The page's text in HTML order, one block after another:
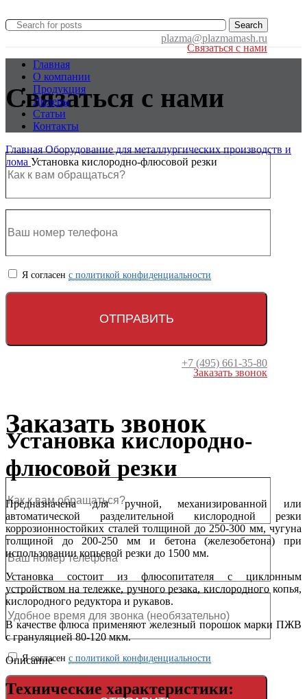
Search
plazma@plazmamash.ru
Связаться с нами
Связаться с нами
Я согласен с политикой конфиденциальности
+7 (495) 661-35-80
Заказать звонок
Заказать звонок
Я согласен с политикой конфиденциальности
Главная
О компании
Продукция
Дилеры
Статьи
Контакты
ГлавнаяОборудование для металлургических производств и
лома Установка кислородно-флюсовой резки
Установка кислородно-
флюсовой резки
Предназначена для ручной, механизированной или
автоматической разделительной кислородной резки
коррозионностойких сталей толщиной до 250-300 мм, чугуна
толщиной до 200-250 мм и бетона (железобетона) при
использовании копьевой резки до 1500 мм.
Установка состоит из флюсопитателя с циклонным
устройством на тележке, ручного резака, кислородного копья,
кислородного редуктора и рукавов.
В качестве флюса применяют железный порошок марки ПЖВ
с грануляцией 80-120 мкм.
Описание
Технические характеристики: